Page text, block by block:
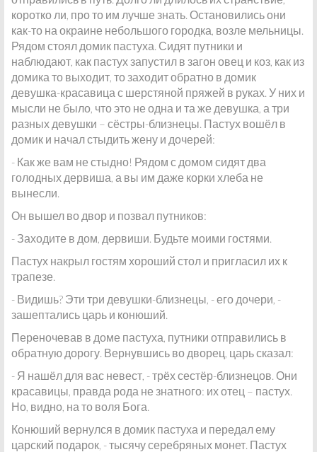
коротко ли, про то им лучше знать. Остановились они
как-то на окраине небольшого городка, возле мельницы.
Рядом стоял домик пастуха. Сидят путники и
наблюдают, как пастух запустил в загон овец и коз, как из
домика то выходит, то заходит обратно в домик
девушка-красавица с шерстяной пряжей в руках. У них и
мысли не было, что это не одна и та же девушка, а три
разных девушки – сёстры-близнецы. Пастух вошёл в
домик и начал стыдить жену и дочерей:
- Как же вам не стыдно! Рядом с домом сидят два
голодных дервиша, а вы им даже корки хлеба не
вынесли.
Он вышел во двор и позвал путников:
- Заходите в дом, дервиши. Будьте моими гостями.
Пастух накрыл гостям хороший стол и пригласил их к
трапезе.
- Видишь? Эти три девушки-близнецы, - его дочери, -
зашептались царь и конюший.
Переночевав в доме пастуха, путники отправились в
обратную дорогу. Вернувшись во дворец, царь сказал:
- Я нашёл для вас невест, - трёх сестёр-близнецов. Они
красавицы, правда рода не знатного: их отец – пастух.
Но, видно, на то воля Бога.
Конюший вернулся в домик пастуха и передал ему
царский подарок, - тысячу серебряных монет. Пастух